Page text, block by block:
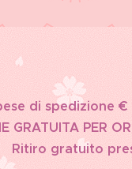
di spedizione
GRATUITA PER
Ritiro gratuito